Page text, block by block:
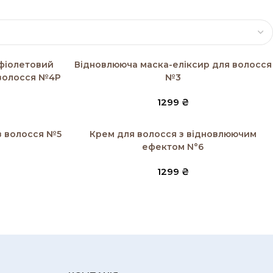
№4P
Додати в кошик
Відновлююча маска-еліксир для волосся
№3
1299 ₴
волосся №5 Додати в кошик
Крем для волосся з відновлюючим
ефектом N°6
1299 ₴